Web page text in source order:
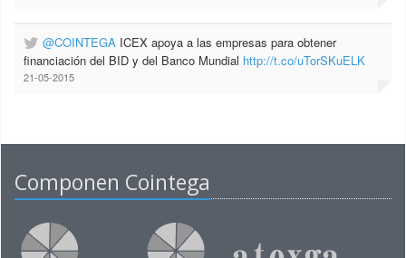
@COINTEGA ICEX apoya a las empresas para obtener
financiación del BID y del Banco Mundial http://t.co/uTorSKuELK
21-05-2015
Componen Cointega